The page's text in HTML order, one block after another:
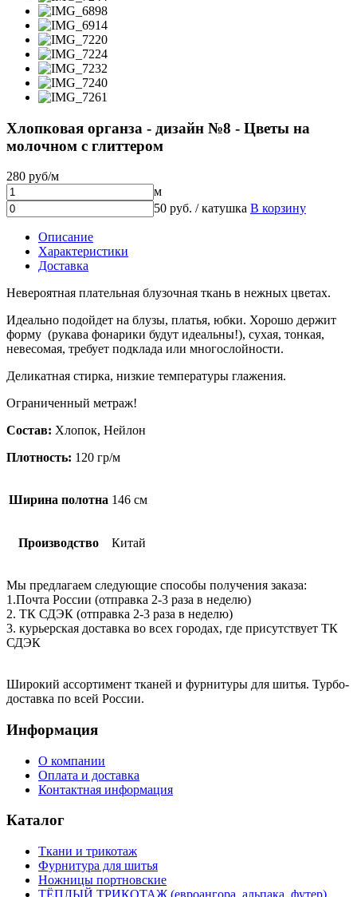
Хлопковая органза - дизайн №8 - Цветы на
молочном с глиттером
280 руб/м
м
50 руб. / катушка В корзину
Описание
Характеристики
Доставка
Невероятная плательная блузочная ткань в нежных цветах.
Идеально подойдет на блузы, платья, юбки. Хорошо держит
форму (рукава фонарики будут идеальны!), сухая, тонкая,
невесомая, требует подклада или многослойности.
Деликатная стирка, низкие температуры глажения.
Ограниченный метраж!
Состав: Хлопок, Нейлон
Плотность: 120 гр/м
Ширина полотна 146 см
Производство Китай
Мы предлагаем следующие способы получения заказа:
1.Почта России (отправка 2-3 раза в неделю)
2. ТК СДЭК (отправка 2-3 раза в неделю)
3. курьерская доставка во всех городах, где присутствует ТК
СДЭК
Широкий ассортимент тканей и фурнитуры для шитья. Турбо-
доставка по всей России.
Информация
О компании
Оплата и доставка
Контактная информация
Каталог
Ткани и трикотаж
Фурнитура для шитья
Ножницы портновские